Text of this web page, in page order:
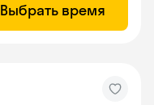
Выбрать время